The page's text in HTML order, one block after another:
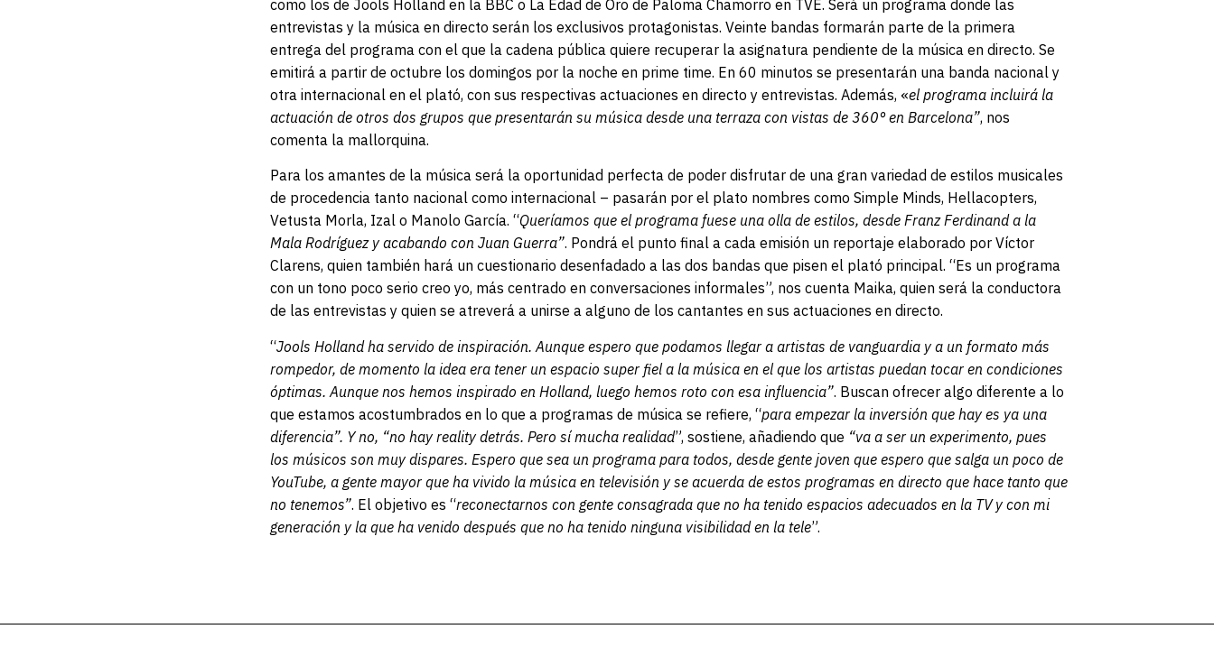
como los de Jools Holland en la BBC o La Edad de Oro de Paloma Chamorro en TVE. Será un programa donde las
entrevistas y la música en directo serán los exclusivos protagonistas. Veinte bandas formarán parte de la primera
entrega del programa con el que la cadena pública quiere recuperar la asignatura pendiente de la música en directo. Se
emitirá a partir de octubre los domingos por la noche en prime time. En 60 minutos se presentarán una banda nacional y
otra internacional en el plató, con sus respectivas actuaciones en directo y entrevistas. Además, «el programa incluirá la
actuación de otros dos grupos que presentarán su música desde una terraza con vistas de 360° en Barcelona”, nos
comenta la mallorquina.
Para los amantes de la música será la oportunidad perfecta de poder disfrutar de una gran variedad de estilos musicales
de procedencia tanto nacional como internacional – pasarán por el plato nombres como Simple Minds, Hellacopters,
Vetusta Morla, Izal o Manolo García. “Queríamos que el programa fuese una olla de estilos, desde Franz Ferdinand a la
Mala Rodríguez y acabando con Juan Guerra”. Pondrá el punto final a cada emisión un reportaje elaborado por Víctor
Clarens, quien también hará un cuestionario desenfadado a las dos bandas que pisen el plató principal. “Es un programa
con un tono poco serio creo yo, más centrado en conversaciones informales”, nos cuenta Maika, quien será la conductora
de las entrevistas y quien se atreverá a unirse a alguno de los cantantes en sus actuaciones en directo.
“Jools Holland ha servido de inspiración. Aunque espero que podamos llegar a artistas de vanguardia y a un formato más
rompedor, de momento la idea era tener un espacio super fiel a la música en el que los artistas puedan tocar en condiciones
óptimas. Aunque nos hemos inspirado en Holland, luego hemos roto con esa influencia”. Buscan ofrecer algo diferente a lo
que estamos acostumbrados en lo que a programas de música se refiere, “para empezar la inversión que hay es ya una
diferencia”. Y no, “no hay reality detrás. Pero sí mucha realidad”, sostiene, añadiendo que “va a ser un experimento, pues
los músicos son muy dispares. Espero que sea un programa para todos, desde gente joven que espero que salga un poco de
YouTube, a gente mayor que ha vivido la música en televisión y se acuerda de estos programas en directo que hace tanto que
no tenemos”. El objetivo es “reconectarnos con gente consagrada que no ha tenido espacios adecuados en la TV y con mi
generación y la que ha venido después que no ha tenido ninguna visibilidad en la tele”.